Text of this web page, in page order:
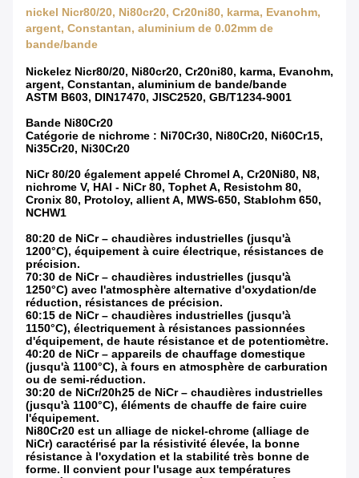
nickel Nicr80/20, Ni80cr20, Cr20ni80, karma, Evanohm,
argent, Constantan, aluminium de 0.02mm de
bande/bande
Nickelez Nicr80/20, Ni80cr20, Cr20ni80, karma, Evanohm,
argent, Constantan, aluminium de bande/bande
ASTM B603, DIN17470, JISC2520, GB/T1234-9001
Bande Ni80Cr20
Catégorie de nichrome : Ni70Cr30, Ni80Cr20, Ni60Cr15,
Ni35Cr20, Ni30Cr20
NiCr 80/20 également appelé Chromel A, Cr20Ni80, N8,
nichrome V, HAI - NiCr 80, Tophet A, Resistohm 80,
Cronix 80, Protoloy, allient A, MWS-650, Stablohm 650,
NCHW1
80:20 de NiCr – chaudières industrielles (jusqu'à
1200°C), équipement à cuire électrique, résistances de
précision.
70:30 de NiCr – chaudières industrielles (jusqu'à
1250°C) avec l'atmosphère alternative d'oxydation/de
réduction, résistances de précision.
60:15 de NiCr – chaudières industrielles (jusqu'à
1150°C), électriquement à résistances passionnées
d'équipement, de haute résistance et de potentiomètre.
40:20 de NiCr – appareils de chauffage domestique
(jusqu'à 1100°C), à fours en atmosphère de carburation
ou de semi-réduction.
30:20 de NiCr/20h25 de NiCr – chaudières industrielles
(jusqu'à 1100°C), éléments de chauffe de faire cuire
l'équipement.
Ni80Cr20 est un alliage de nickel-chrome (alliage de
NiCr) caractérisé par la résistivité élevée, la bonne
résistance à l'oxydation et la stabilité très bonne de
forme. Il convient pour l'usage aux températures